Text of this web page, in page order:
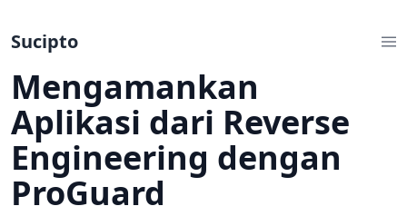
Sucipto
Mengamankan
Aplikasi dari Reverse
Engineering dengan
ProGuard